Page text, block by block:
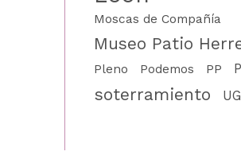
Moscas de Compañía
Museo Patio
Pleno Podemos PP
soterramiento